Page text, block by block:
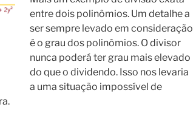
entre dois polinômios. Um detalhe a
ser sempre levado em consideração
é o grau dos polinômios. O divisor
nunca poderá ter grau mais elevado
do que o dividendo. Isso nos levaria
a uma situação impossível de